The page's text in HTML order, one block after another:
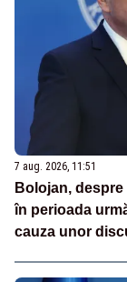
7 aug. 2026, 11:51
Bolojan,
în perioada
cauza unor